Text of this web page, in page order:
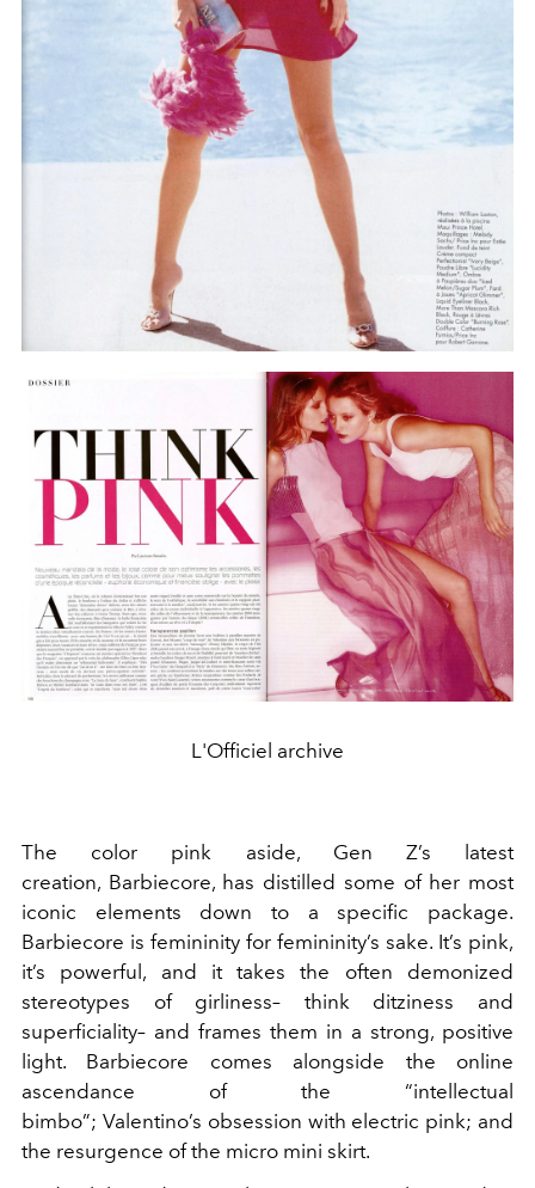
L'Officiel archive
The color pink aside, Gen Z’s latest
creation, Barbiecore, has distilled some of her most
iconic elements down to a specific package.
Barbiecore is femininity for femininity’s sake. It’s pink,
it’s powerful, and it takes the often demonized
stereotypes of girliness– think ditziness and
superficiality– and frames them in a strong, positive
light. Barbiecore comes alongside the online
ascendance of the “intellectual
bimbo”; Valentino’s obsession with electric pink; and
the resurgence of the micro mini skirt.